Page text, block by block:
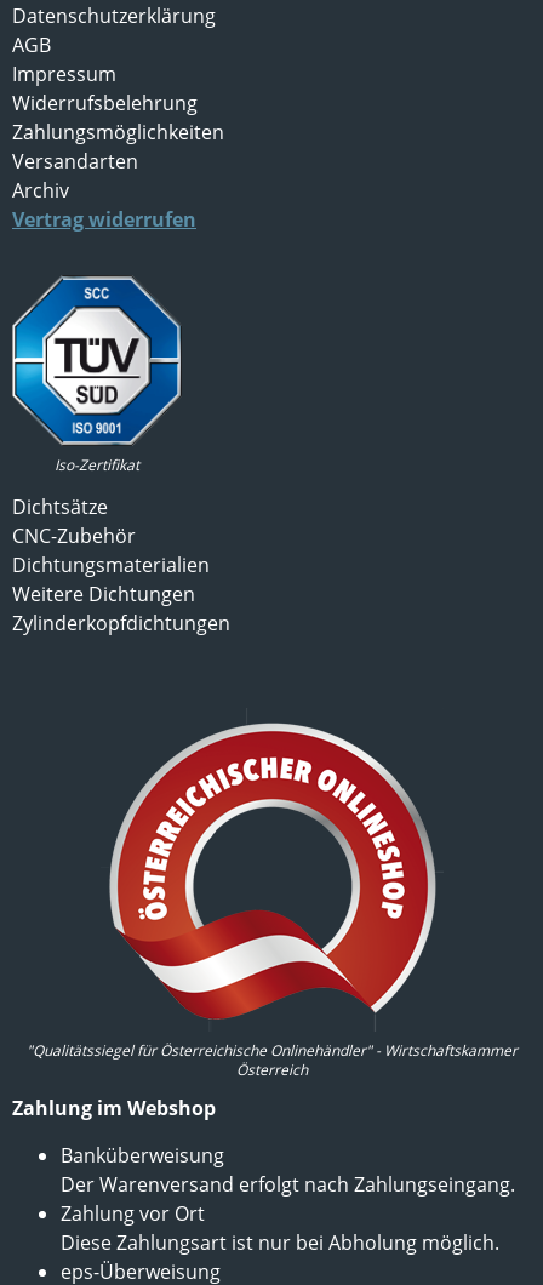
Datenschutzerklärung
AGB
Impressum
Widerrufsbelehrung
Zahlungsmöglichkeiten
Versandarten
Archiv
Vertrag widerrufen
Iso-Zertifikat
Dichtsätze
CNC-Zubehör
Dichtungsmaterialien
Weitere Dichtungen
Zylinderkopfdichtungen
"Qualitätssiegel für Österreichische Onlinehändler" - Wirtschaftskammer
Österreich
Zahlung im Webshop
Banküberweisung
Der Warenversand erfolgt nach Zahlungseingang.
Zahlung vor Ort
Diese Zahlungsart ist nur bei Abholung möglich.
eps-Überweisung